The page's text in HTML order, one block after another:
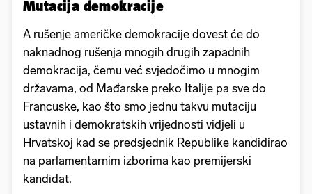
Mutacija demokracije
A rušenje američke demokracije dovest će do
naknadnog rušenja mnogih drugih zapadnih
demokracija, čemu već svjedočimo u mnogim
državama, od Mađarske preko Italije pa sve do
Francuske, kao što smo jednu takvu mutaciju
ustavnih i demokratskih vrijednosti vidjeli u
Hrvatskoj kad se predsjednik Republike kandidirao
na parlamentarnim izborima kao premijerski
kandidat.